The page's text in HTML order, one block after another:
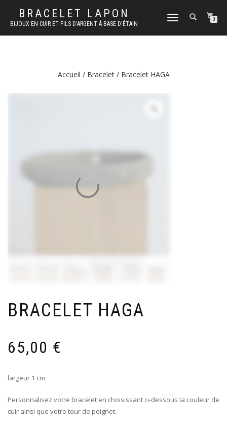
BRACELET LAPON
BIJOUX EN CUIR ET FILS D'ARGENT À BASE D'ÉTAIN
DÉPLIER
NAVIGATION
0
Accueil / Bracelet/ Bracelet HAGA
BRACELET HAGA
65,00 €
largeur 1 cm
Personnalisez votre bracelet en choisissant ci-dessous la couleur de
cuir ainsi que votre tour de poignet.